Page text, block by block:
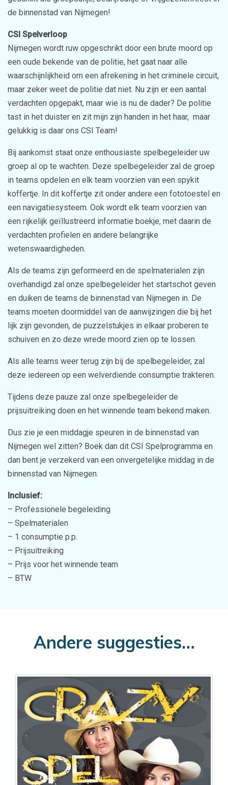
de binnenstad van Nijmegen!
CSI Spelverloop
Nijmegen wordt ruw opgeschrikt door een brute moord op
een oude bekende van de politie, het gaat naar alle
waarschijnlijkheid om een afrekening in het criminele circuit,
maar zeker weet de politie dat niet. Nu zijn er een aantal
verdachten opgepakt, maar wie is nu de dader? De politie
tast in het duister en zit mijn zijn handen in het haar, maar
gelukkig is daar ons CSI Team!
Bij aankomst staat onze enthousiaste spelbegeleider uw
groep al op te wachten. Deze spelbegeleider zal de groep
in teams opdelen en elk team voorzien van een spykit
koffertje. In dit koffertje zit onder andere een fototoestel en
een navigatiesysteem. Ook wordt elk team voorzien van
een rijkelijk geïllustreerd informatie boekje, met daarin de
verdachten profielen en andere belangrijke
wetenswaardigheden.
Als de teams zijn geformeerd en de spelmaterialen zijn
overhandigd zal onze spelbegeleider het startschot geven
en duiken de teams de binnenstad van Nijmegen in. De
teams moeten doormiddel van de aanwijzingen die bij het
lijk zijn gevonden, de puzzelstukjes in elkaar proberen te
schuiven en zo deze wrede moord zien op te lossen.
Als alle teams weer terug zijn bij de spelbegeleider, zal
deze iedereen op een welverdiende consumptie trakteren.
Tijdens deze pauze zal onze spelbegeleider de
prijsuitreiking doen en het winnende team bekend maken.
Dus zie je een middagje speuren in de binnenstad van
Nijmegen wel zitten? Boek dan dit CSI Spelprogramma en
dan bent je verzekerd van een onvergetelijke middag in de
binnenstad van Nijmegen.
Inclusief:
– Professionele begeleiding
– Spelmaterialen
– 1 consumptie p.p.
– Prijsuitreiking
– Prijs voor het winnende team
– BTW
Andere suggesties…